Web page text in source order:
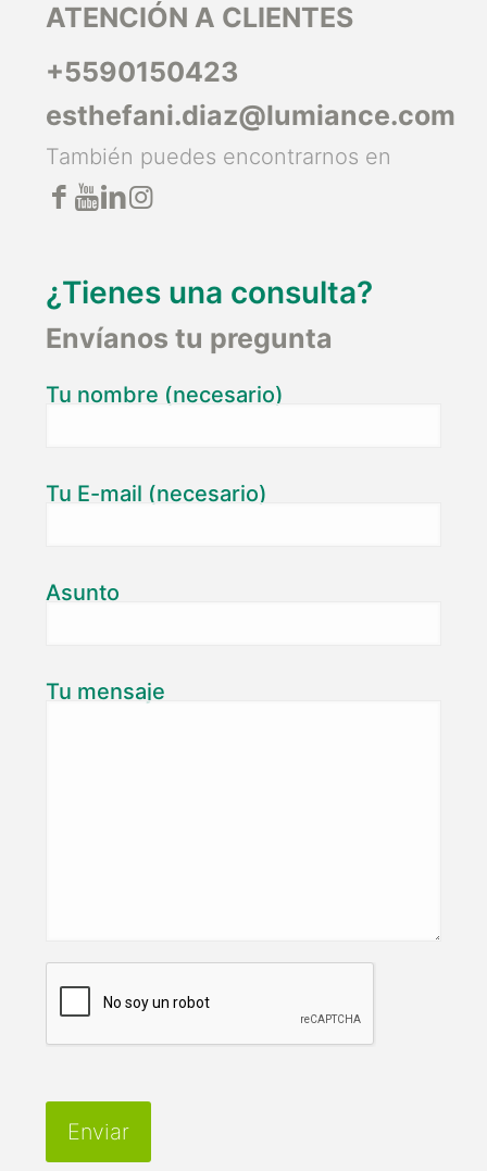
ATENCIÓN A CLIENTES
+5590150423
esthefani.diaz@lumiance.com
También puedes encontrarnos en
¿Tienes una consulta?
Envíanos tu pregunta
Tu nombre (necesario)
Tu E-mail (necesario)
Asunto
Tu mensaje